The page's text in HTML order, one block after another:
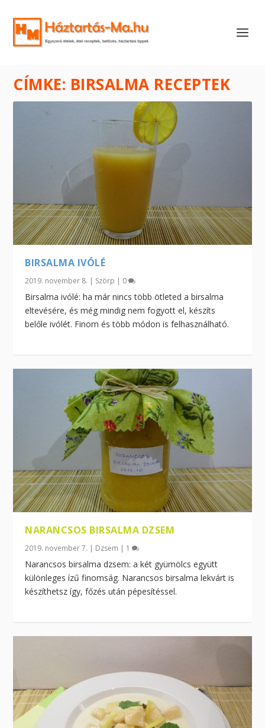
CÍMKE: BIRSALMA RECEPTEK
BIRSALMA IVÓLÉ
2019. november 8. | Szörp | 0
Birsalma ivólé: ha már nincs több ötleted a birsalma
eltevésére, és még mindig nem fogyott el, készíts
belőle ivólét. Finom és több módon is felhasználható.
NARANCSOS BIRSALMA DZSEM
2019. november 7. | Dzsem | 1
Narancsos birsalma dzsem: a két gyümölcs együtt
különleges ízű finomság. Narancsos birsalma lekvárt is
készíthetsz így, főzés után pépesítéssel.